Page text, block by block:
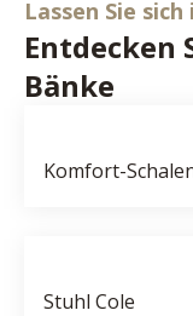
Lassen Sie
Entdecken
Bänke
Komfort-
Stuhl Cole